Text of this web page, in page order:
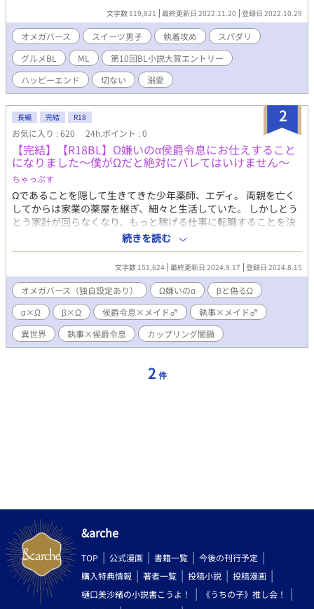
鷲尾隼一と出会う。彼は超美形な上にα嫌いの夕希でもつい心が揺
れてしまうほどいい香りのフェロモンを漂わせていた。 夕希は彼
が現在嗅覚を失っていること、それなのになぜか夕希の匂いだけ
がわかることを聞かされる。そして隼一は自分の代わりに夕希に
食レポのゴーストライターをしてほしいと依頼してきた。 協力す
れば美味しいものを食べさせてくれると言う隼一。しかも出版関
係者に紹介しても良いと言われて舞い上がった夕希は彼の依頼を
きて気分は急降下。 見合い＝28歳の誕生日までというタイムリミ
ットがある状況で夕希は隼一のゴーストライターを務める。 一緒
に過ごしているうちにαにしては優しく誠実な隼一に心を開いてい
く夕希。そして隼一の家でヒートを起こしてしまい、体の関係を
結んでしまう。見合いを控えているため隼一と決別しようと思う
夕希に対し、逆に猛烈に甘くなる隼一。 しかしあるきっかけから
隼一には最初からΩと寝る目的があったと知ってしまい――？
【受】早瀬夕希（27歳）…βと偽るΩ、コラムニストを目指すスイ
ーツ男子。α嫌いなのに母親にαとの見合いを決められている。
【攻】鷲尾準一（32歳）…黒髪美形α、クールで辛口な美食評論
家兼コラムニスト。現在嗅覚異常に悩まされている。 ※東京のデ
ートスポットでスパダリに美味しいもの食べさせてもらっていち
ゃつく話です♡ ※第10回BL小説大賞に参加しています
文字数 119,821 最終更新日 2022.11.20 登録日 2022.10.29
オメガバース スイーツ男子 執着攻め
スパダリ
グルメBL
ML
第10回BL小説大賞エントリー
ハッピーエンド
切ない 溺愛
2
長編 完結 R18
お気に入り : 620 24h.ポイント : 0
【完結】【R18BL】Ω嫌いのα侯爵令息にお仕えすること
になりました～僕がΩだと絶対にバレてはいけません～
ちゃっぷす
Ωであることを隠して生きてきた少年薬師、エディ。 両親を亡く
してからは家業の薬屋を継ぎ、細々と生活していた。 しかしとう
とう家計が回らなくなり、もっと稼げる仕事に転職することを決
意する。 職探しをしていたエディは、β男性対象で募集している
メイドの求人を見つけた。 エディはβと偽り、侯爵家のメイドに
なったのだが、お仕えする侯爵令息が極度のΩ嫌いだった――!!
※※※※ ご注意ください。 以下のカップリングで苦手なものがあ
る方は引き返してください。 ※※※※ 攻め主人公（α）×主人公
（Ω） 執事（β）×主人公（Ω） 執事（β）×攻め主人公（α） 攻
め主人公（α）×主人公（Ω）＋執事（β）（愛撫のみ） モブおじ
（二人）×攻め主人公（α）
続きを読む
文字数 151,624 最終更新日 2024.9.17 登録日 2024.8.15
オメガバース（独自設定あり） Ω嫌いのα
βと偽るΩ
α×Ω
β×Ω 侯爵令息×メイド♂
執事×メイド♂
異世界
執事×侯爵令息 カップリング闇鍋
2 件
&arche
TOP 公式漫画 書籍一覧
今後の刊行予定
購入特典情報
著者一覧 投稿小説
投稿漫画
樋口美沙緒の小説書こうよ！
《うちの子》推し会！